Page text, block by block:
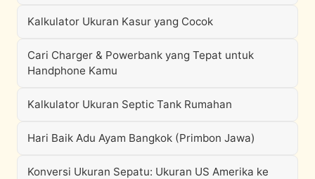
Kalkulator Ukuran Kasur yang Cocok
Cari Charger & Powerbank yang Tepat untuk
Handphone Kamu
Kalkulator Ukuran Septic Tank Rumahan
Hari Baik Adu Ayam Bangkok (Primbon Jawa)
Konversi Ukuran Sepatu: Ukuran US Amerika ke